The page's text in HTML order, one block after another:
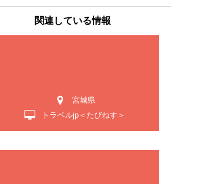
関連している情報
宮城県
トラベルjp＜たびねす＞